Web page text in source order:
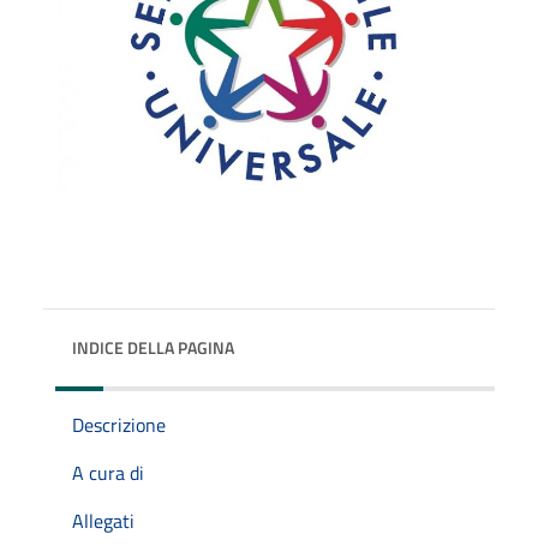
INDICE DELLA PAGINA
Descrizione
A cura di
Allegati